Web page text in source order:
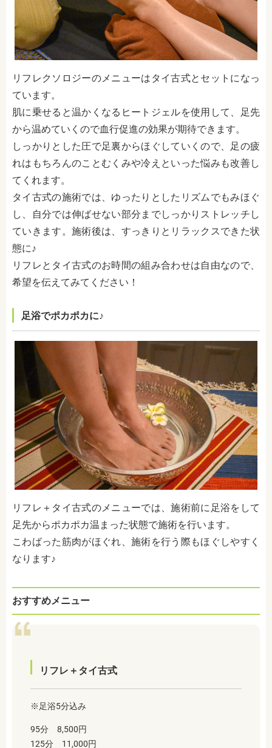
リフレクソロジーのメニューはタイ古式とセットになっ
ています。
肌に乗せると温かくなるヒートジェルを使用して、足先
から温めていくので血行促進の効果が期待できます。
しっかりとした圧で足裏からほぐしていくので、足の疲
れはもちろんのことむくみや冷えといった悩みも改善し
てくれます。
タイ古式の施術では、ゆったりとしたリズムでもみほぐ
し、自分では伸ばせない部分までしっかりストレッチし
ていきます。施術後は、すっきりとリラックスできた状
態に♪
リフレとタイ古式のお時間の組み合わせは自由なので、
希望を伝えてみてください！
足浴でポカポカに♪
リフレ＋タイ古式のメニューでは、施術前に足浴をして
足先からポカポカ温まった状態で施術を行います。
こわばった筋肉がほぐれ、施術を行う際もほぐしやすく
なります♪
おすすめメニュー
リフレ＋タイ古式
※足浴5分込み
95分 8,500円
125分 11,000円